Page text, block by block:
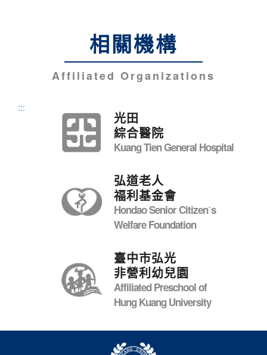
相關機構
Affiliated Organizations
:::
光田
綜合醫院
Kuang Tien General Hospital
弘道老人
福利基金會
Hondao Senior Citizenˊs
Welfare Foundation
臺中市弘光
非營利幼兒園
Affiliated Preschool of
Hung Kuang University